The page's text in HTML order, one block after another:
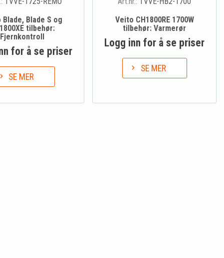
Blade S og
tilbehør:
Fjernkontroll
for å se priser
SE MER
Veito CH1800RE 1700W
tilbehør: Varmerør
Logg inn for å se priser
SE MER